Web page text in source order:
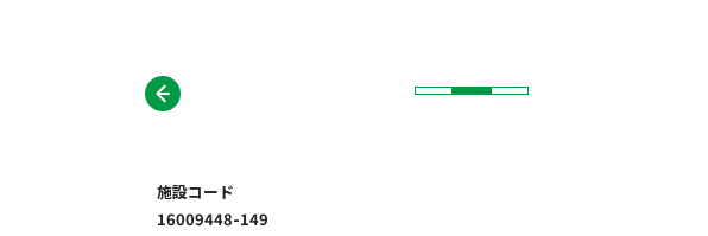
施設コード
16009448-149